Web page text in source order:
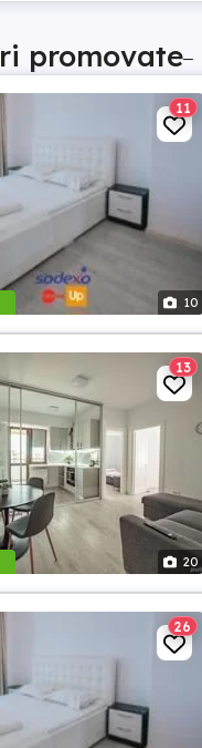
promovate–
10
11
20
13
26